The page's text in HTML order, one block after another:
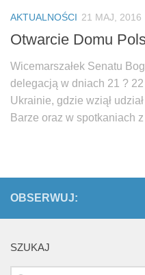
Fundacja Jacka
Fundacja Batorego
AKTUALNOŚCI 21 MAJ, 2016
Otwarcie Domu
Wicemarszałek Senatu
delegacją w dniach 21 ?
Ukrainie, gdzie wziął
Barze oraz w spotkaniach
OBSERWUJ:
SZUKAJ